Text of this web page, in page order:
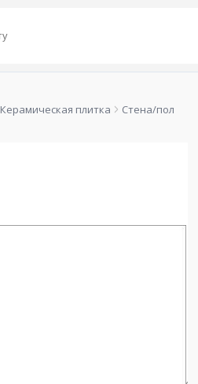
Керамическая плитка Стена/пол